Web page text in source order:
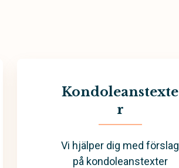
Kondoleanstexte
r
Vi hjälper dig med förslag
på kondoleanstexter